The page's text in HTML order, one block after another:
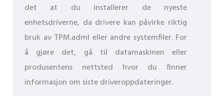
det at du installerer de nyeste
enhetsdriverne, da drivere kan påvirke riktig
bruk av TPM.adml eller andre systemfiler. For
å gjøre det, gå til datamaskinen eller
produsentens nettsted hvor du finner
informasjon om siste driveroppdateringer.